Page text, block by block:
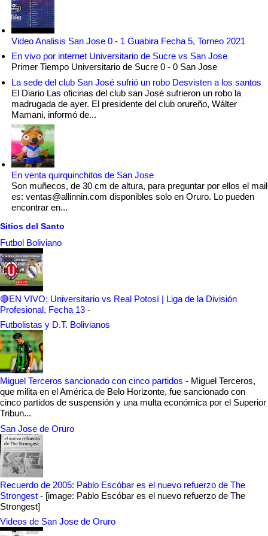
Video Analisis San Jose 0 - 1 Guabira Fecha 5, Torneo 2021
En vivo por internet Universitario de Sucre vs San Jose
Primer Tiempo Universitario de Sucre 0 - 0 San Jose
La sede del club San José sufrió un robo Desvisten a los santos
El Diario Las oficinas del club san José sufrieron un robo la
madrugada de ayer. El presidente del club orureño, Wálter
Mamani, informó de...
En venta quirquinchitos de San Jose
Son muñecos, de 30 cm de altura, para preguntar por ellos el mail
es: ventas@allinnin.com disponibles solo en Oruro. Lo pueden
encontrar en...
Sitios del Santo
Futbol Boliviano
🔴EN VIVO: Universitario vs Real Potosí | Liga de la División
Profesional, Fecha 13 -
Futbolistas y D.T. Bolivianos
Miguel Terceros sancionado con cinco partidos - Miguel Terceros,
que milita en el América de Belo Horizonte, fue sancionado con
cinco partidos de suspensión y una multa económica por el Superior
Tribun...
San Jose de Oruro
Recuerdo de 2005: Pablo Escóbar es el nuevo refuerzo de The
Strongest - [image: Pablo Escóbar es el nuevo refuerzo de The
Strongest]
Videos de San Jose de Oruro